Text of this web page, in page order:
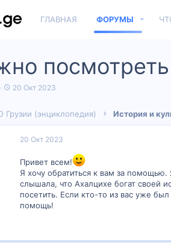
ГЛАВНАЯ ФОРУМЫ
Д
а
20 Окт 2023
Грузии (энциклопедия) История и
20 Окт 2023
Привет всем!
Я хочу обратиться к вам за
слышала, что Ахалцихе богат своей
посетить. Если кто-то из вас уже
помощь!